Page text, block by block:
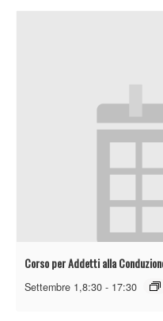
Corso per Addetti alla
Settembre 1,8:30 - 17:30